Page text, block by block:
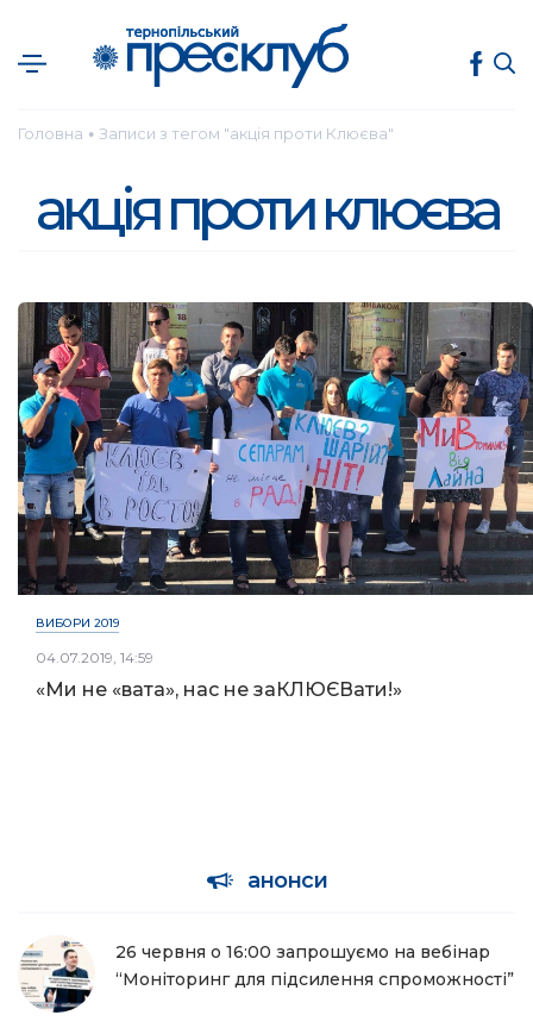
Головна ● Записи з тегом "акція проти Клюєва"
акція проти клюєва
ВИБОРИ 2019
04.07.2019, 14:59
«Ми не «вата», нас не заКЛЮЄВати!»
анонси
26 червня о 16:00 запрошуємо на вебінар
“Моніторинг для підсилення спроможності”